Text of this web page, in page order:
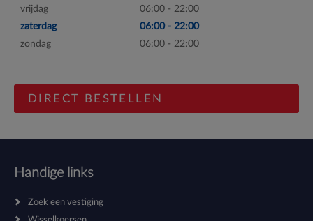
vrijdag
06:00 - 22:00
zaterdag
06:00 - 22:00
zondag
06:00 - 22:00
Handige links
Zoek een vestiging